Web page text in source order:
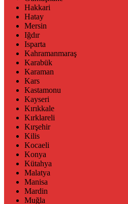
Hakkari
Hatay
Mersin
Iğdır
Isparta
Kahramanmaraş
Karabük
Karaman
Kars
Kastamonu
Kayseri
Kırıkkale
Kırklareli
Kırşehir
Kilis
Kocaeli
Konya
Kütahya
Malatya
Manisa
Mardin
Muğla